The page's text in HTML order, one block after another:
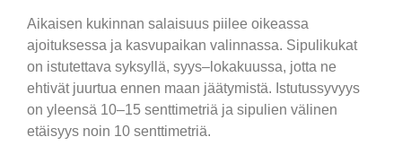
Aikaisen kukinnan salaisuus piilee oikeassa
ajoituksessa ja kasvupaikan valinnassa. Sipulikukat
on istutettava syksyllä, syys–lokakuussa, jotta ne
ehtivät juurtua ennen maan jäätymistä. Istutussyvyys
on yleensä 10–15 senttimetriä ja sipulien välinen
etäisyys noin 10 senttimetriä.